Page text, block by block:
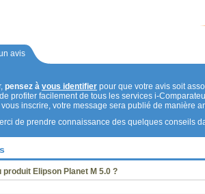
avis
pensez à vous identifier pour que votre avis soit
profiter facilement de tous les services i-
inscrire, votre message sera publié de manière
de prendre connaissance des quelques conseils
Elipson Planet M 5.0 ?